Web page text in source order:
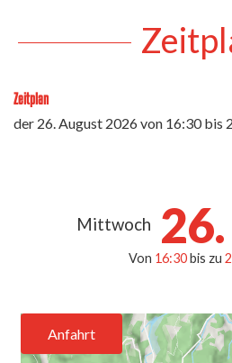
Zeitplan
der 26. August 2026von 16:30 bis
Mittwoch 26.
Von 16:30bis zu
Anfahrt